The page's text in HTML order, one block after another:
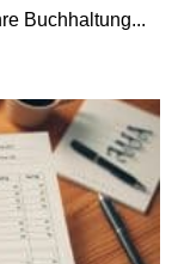
Buchhaltung...